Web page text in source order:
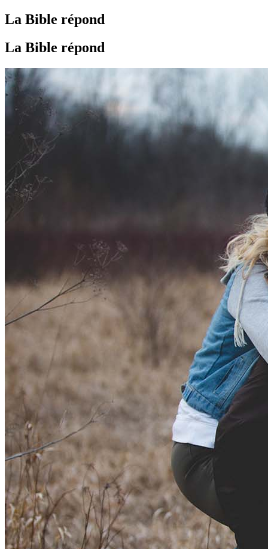
La Bible répond
La Bible répond